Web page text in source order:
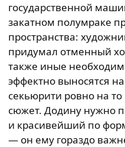
государственной
закатном полумраке
пространства:
придумал отменный
также иные
эффектно выносятся
секьюрити ровно на то
сюжет. Додину нужно
и красивейший по
— он ему гораздо